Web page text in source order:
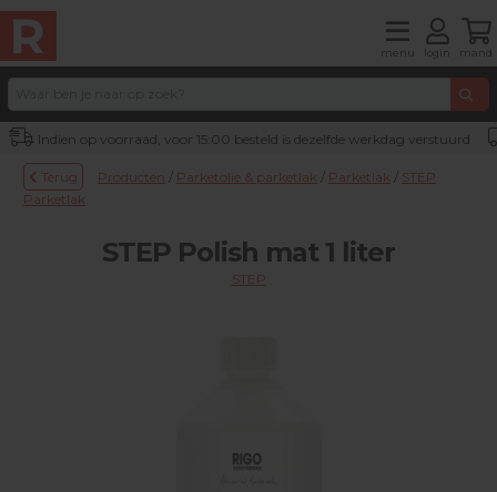
menu login mand
Indien op voorraad, voor 15:00 besteld is dezelfde werkdag verstuurd
Terug Producten / Parketolie & parketlak / Parketlak / STEP
Parketlak
STEP Polish mat 1 liter
STEP